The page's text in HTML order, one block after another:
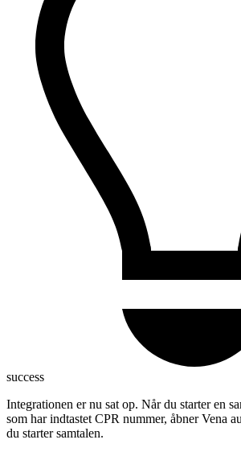
success
Integrationen er nu sat op. Når du starter en
som har indtastet CPR nummer, åbner Vena
du starter samtalen.